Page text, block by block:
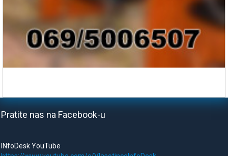
Pratite nas na Facebook-u
INfoDesk YouTube